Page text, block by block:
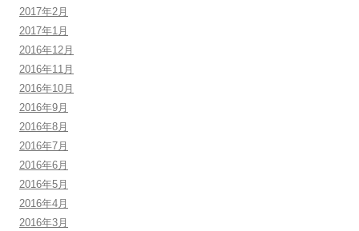
2017年2月
2017年1月
2016年12月
2016年11月
2016年10月
2016年9月
2016年8月
2016年7月
2016年6月
2016年5月
2016年4月
2016年3月